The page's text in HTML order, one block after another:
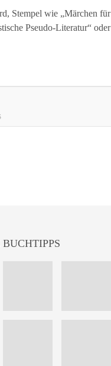
Stempel wie „Märchen für
Pseudo-Literatur“ oder